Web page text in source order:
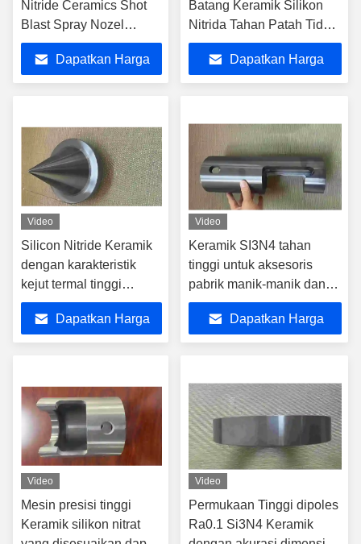
Nitride Ceramics Shot
Blast Spray Nozel
Termal Dan Penutup
Dapatkan Harga
Batang Keramik Silikon
Nitrida Tahan Patah Tidak
Teratur
Dapatkan Harga
Video
Silicon Nitride Keramik
dengan karakteristik
kejut termal tinggi
ketahanan korosi tinggi
tidak basah dengan
logam non-ferrous dan
las
Dapatkan Harga
Video
Keramik SI3N4 tahan
tinggi untuk aksesoris
pabrik manik-manik dan
panel dehidrasi keramik
untuk pembuatan kertas
Dapatkan Harga
Video
Mesin presisi tinggi
Keramik silikon nitrat
Video
Permukaan Tinggi dipoles
Ra0.1 Si3N4 Keramik